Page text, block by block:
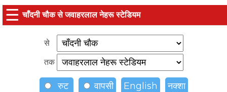
☰ चाँदनी चौक से जवाहरलाल नेहरू स्टेडियम
से
तक
रुट वापसी English नक्शा